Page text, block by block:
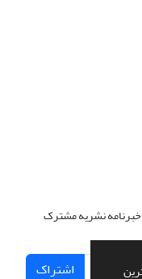
خبرنامه نشریه مشترک
اشتراک